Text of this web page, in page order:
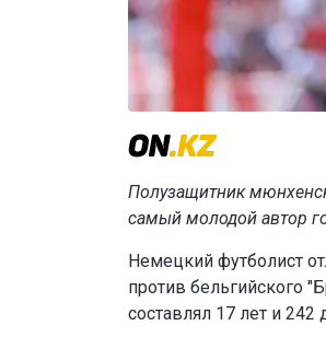
Полузащитник
самый молодой автор
Немецкий футболист
против бельгийского
составлял 17 лет и 242